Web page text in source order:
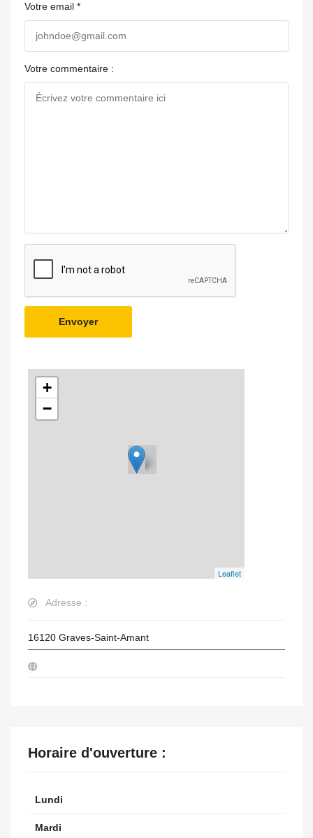
Votre email *
Votre commentaire :
Envoyer
+
−
Leaflet
Adresse :
16120 Graves-Saint-Amant
Horaire d'ouverture :
Lundi
Mardi